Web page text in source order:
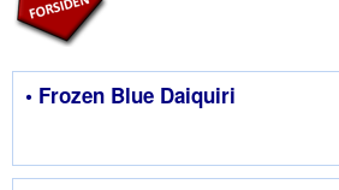
• Frozen Blue Daiquiri